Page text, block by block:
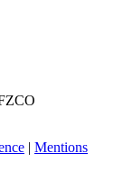
| Mentions